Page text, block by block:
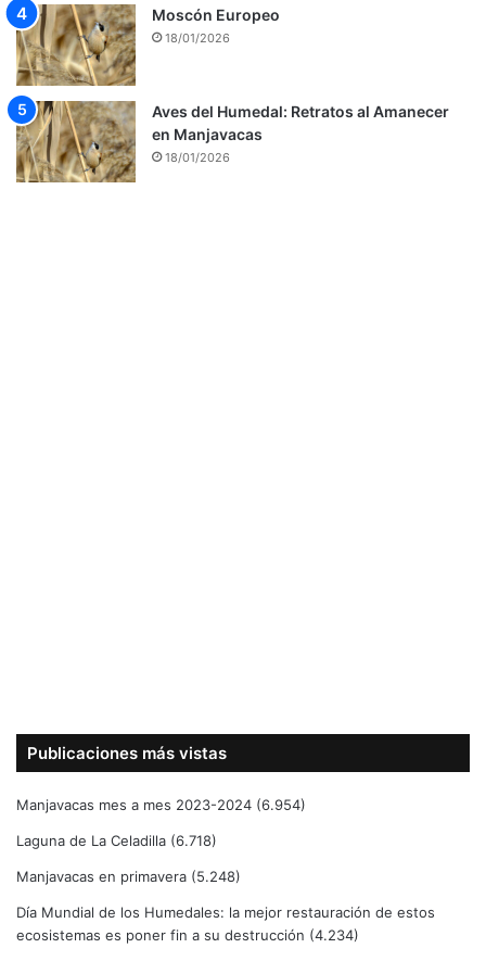
Moscón Europeo
18/01/2026
Aves del Humedal: Retratos al Amanecer
en Manjavacas
18/01/2026
Publicaciones más vistas
Manjavacas mes a mes 2023-2024 (6.954)
Laguna de La Celadilla (6.718)
Manjavacas en primavera (5.248)
Día Mundial de los Humedales: la mejor restauración de estos
ecosistemas es poner fin a su destrucción (4.234)